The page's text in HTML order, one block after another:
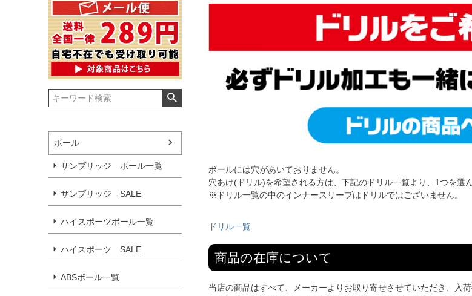
ボール
サンブリッジ ボール一覧
サンブリッジ SALE
ハイスポーツボール一覧
ハイスポーツ SALE
ABSボール一覧
ボールには穴があいておりません。
穴あけ(ドリル)を希望される方は、下記のドリル一覧より、1つを選
※ドリル一覧の中のインナースリーブはドリルではございません。
ドリル一覧
商品の在庫について
当店の商品はすべて、メーカーよりお取り寄せさせていただき、入